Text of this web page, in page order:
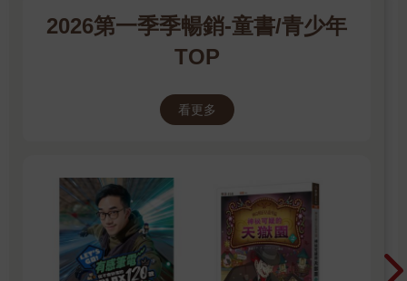
2026第一季季暢銷-童書/青少年
TOP
看更多